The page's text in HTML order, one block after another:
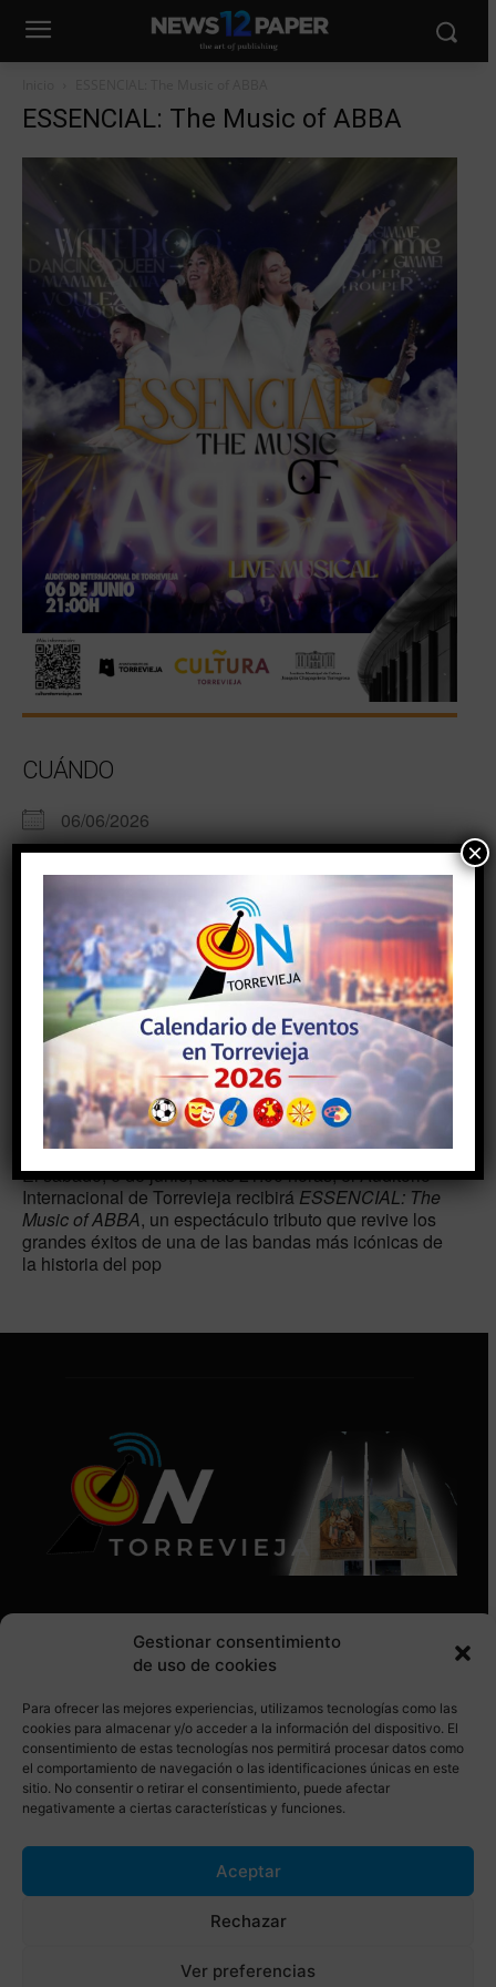
Gestionar consentimiento
de uso de cookies
Para ofrecer las mejores experiencias, utilizamos tecnologías como las
cookies para almacenar y/o acceder a la información del dispositivo. El
consentimiento de estas tecnologías nos permitirá procesar datos como
el comportamiento de navegación o las identificaciones únicas en este
sitio. No consentir o retirar el consentimiento, puede afectar
negativamente a ciertas características y funciones.
Aceptar
Rechazar
Ver preferencias
ESSENCIAL: The Music of ABBA
CUÁNDO
06/06/2026
21:00 - 23:00
AÑADIR AL CALENDARIO
Descargar ICS Google Calendar
TIPO DE EVENTO
Eventos de fin de semana
#cultura #agenda #eventos #teatro #turismo
#torrevieja
El sábado, 6 de junio, a las 21:00 horas, el Auditorio
Internacional de Torrevieja recibirá ESSENCIAL: The
Music of ABBA, un espectáculo tributo que revive los
grandes éxitos de una de las bandas más icónicas de
la historia del pop
SÍGUENOS EN REDES SOCIALES
© Torrevieja ON. Desarrollado por
×